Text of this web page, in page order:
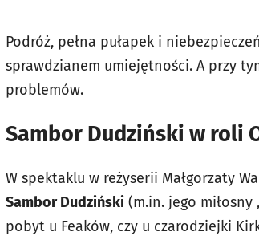
Podróż, pełna pułapek i
sprawdzianem umiejętności. A przy
problemów.
Sambor Dudziński w roli
W spektaklu w reżyserii Małgorzaty
Sambor Dudziński (m.in. jego
pobyt u Feaków, czy u czarodziejki